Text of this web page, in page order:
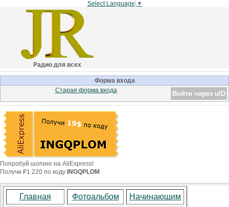
Select Language ▼
Радио для всех
Форма входа
Войти через uID
Старая форма входа
Попробуй шопинг на AliExpress!
Получи ₽1 220 по коду INGQPLOM
Главная Фотоальбом Начинающим